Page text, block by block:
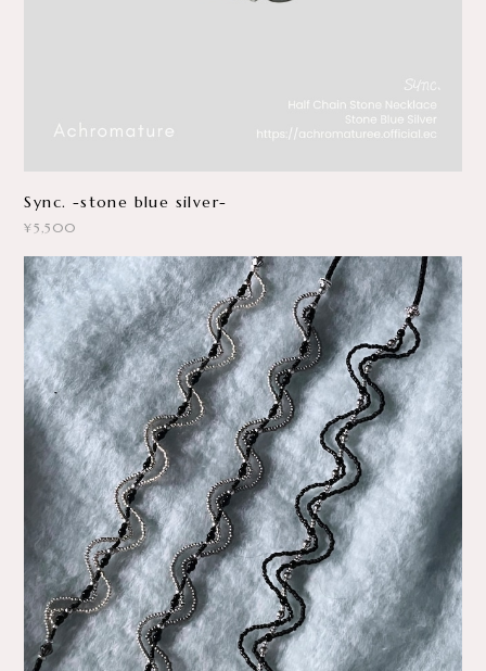
Sync. -stone blue silver-
¥5,500